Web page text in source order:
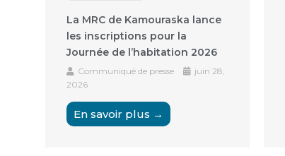
La MRC de Kamouraska lance
les inscriptions pour la
Journée de l’habitation 2026
Communiqué de presse
juin 28,
2026
En savoir plus →